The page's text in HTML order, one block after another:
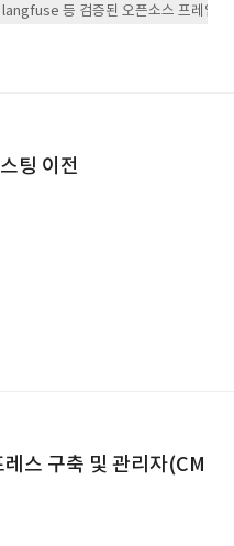
등 검증된 오픈소스 프레임워
팅 이전
스 구축 및 관리자(CM